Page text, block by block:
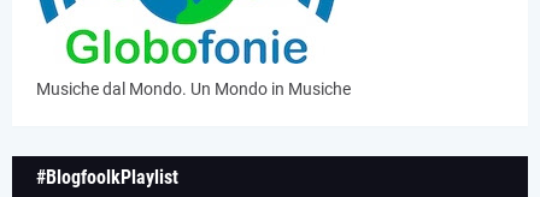
Musiche dal Mondo. Un Mondo in Musiche
#BlogfoolkPlaylist